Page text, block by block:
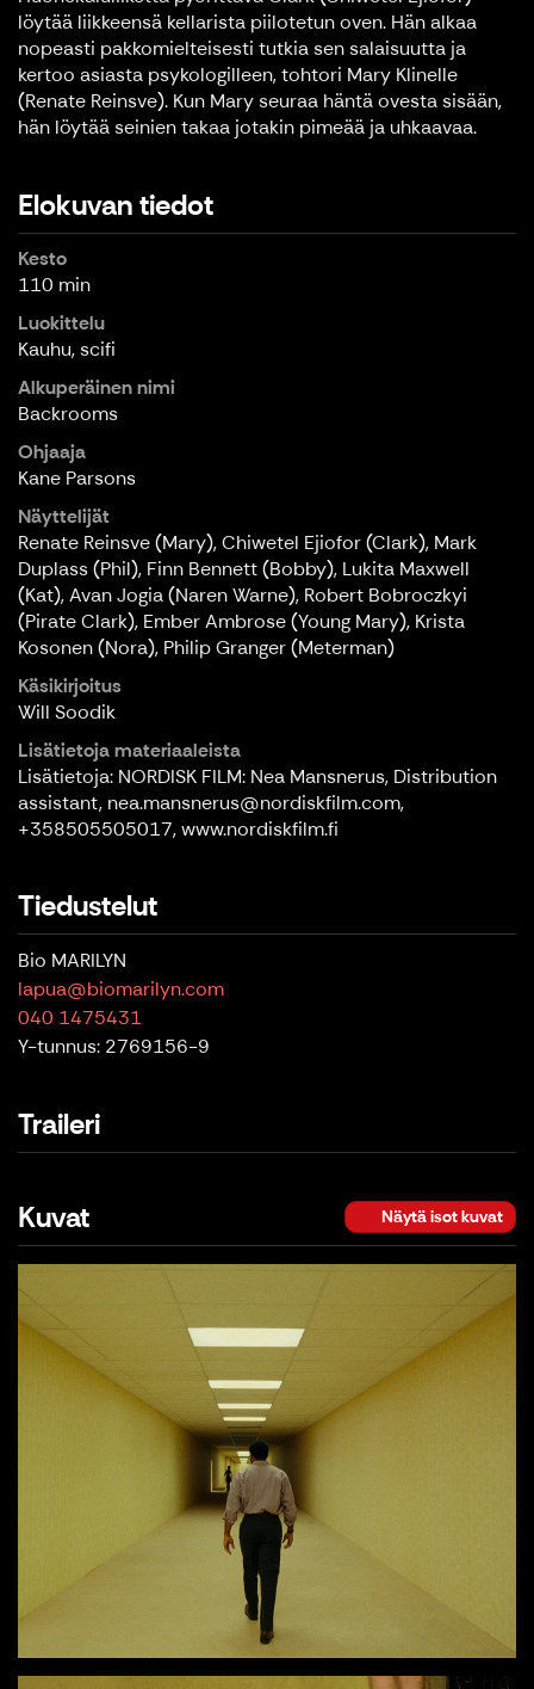
löytää liikkeensä kellarista piilotetun oven. Hän alkaa
nopeasti pakkomielteisesti tutkia sen salaisuutta ja
kertoo asiasta psykologilleen, tohtori Mary Klinelle
(Renate Reinsve). Kun Mary seuraa häntä ovesta sisään,
hän löytää seinien takaa jotakin pimeää ja uhkaavaa.
Elokuvan tiedot
Kesto
110 min
Luokittelu
Kauhu, scifi
Alkuperäinen nimi
Backrooms
Ohjaaja
Kane Parsons
Näyttelijät
Renate Reinsve (Mary), Chiwetel Ejiofor (Clark), Mark
Duplass (Phil), Finn Bennett (Bobby), Lukita Maxwell
(Kat), Avan Jogia (Naren Warne), Robert Bobroczkyi
(Pirate Clark), Ember Ambrose (Young Mary), Krista
Kosonen (Nora), Philip Granger (Meterman)
Käsikirjoitus
Will Soodik
Lisätietoja materiaaleista
Lisätietoja: NORDISK FILM: Nea Mansnerus, Distribution
assistant, nea.mansnerus@nordiskfilm.com,
+358505505017, www.nordiskfilm.fi
Tiedustelut
Bio MARILYN
lapua@biomarilyn.com
040 1475431
Y-tunnus: 2769156-9
Traileri
Kuvat Näytä isot kuvat